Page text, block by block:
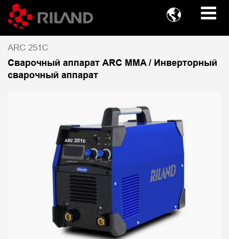

ARC 251C
Сварочный аппарат ARC MMA / Инверторный
сварочный аппарат